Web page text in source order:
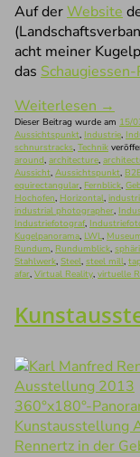
Auf derWebsite
acht meiner
das
Weiterlesen →
Dieser Beitrag wurde am 15/
Aussichtspunkt, Industrie,
schnurstracks, Technik
around, architecture,
Aussicht, Aussichtspunkt,
equirectangular, Fernblick,
Hochofen, Horizontal,
industrial photographer,
Industriefotograf,
Kugelpanorama, LWL,
Rundum, Rundumblick,
Stahlwerk, Steel, steel mill,
afar, Virtual Reality, virtuelle
360°x180°-
Kunstausstellung
Rennertz in der